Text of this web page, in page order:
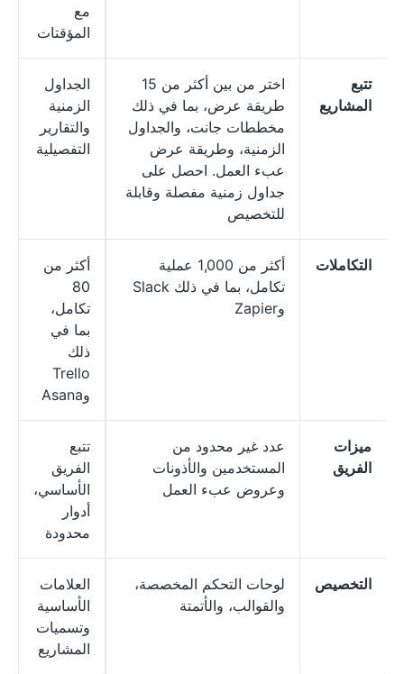
مع
المؤقتات
تتبع
المشاريع
اختر من بين أكثر من 15
طريقة عرض، بما في ذلك
مخططات جانت، والجداول
الزمنية، وطريقة عرض
عبء العمل. احصل على
جداول زمنية مفصلة وقابلة
للتخصيص
الجداول
الزمنية
والتقارير
التفصيلية
التكاملات
أكثر من 1,000 عملية
تكامل، بما في ذلك Slack
وZapier
أكثر من
80
تكامل،
بما في
ذلك
Trello
وAsana
ميزات
الفريق
عدد غير محدود من
المستخدمين والأذونات
وعروض عبء العمل
تتبع
الفريق
الأساسي،
أدوار
محدودة
التخصيص
لوحات التحكم المخصصة،
والقوالب، والأتمتة
العلامات
الأساسية
وتسميات
المشاريع